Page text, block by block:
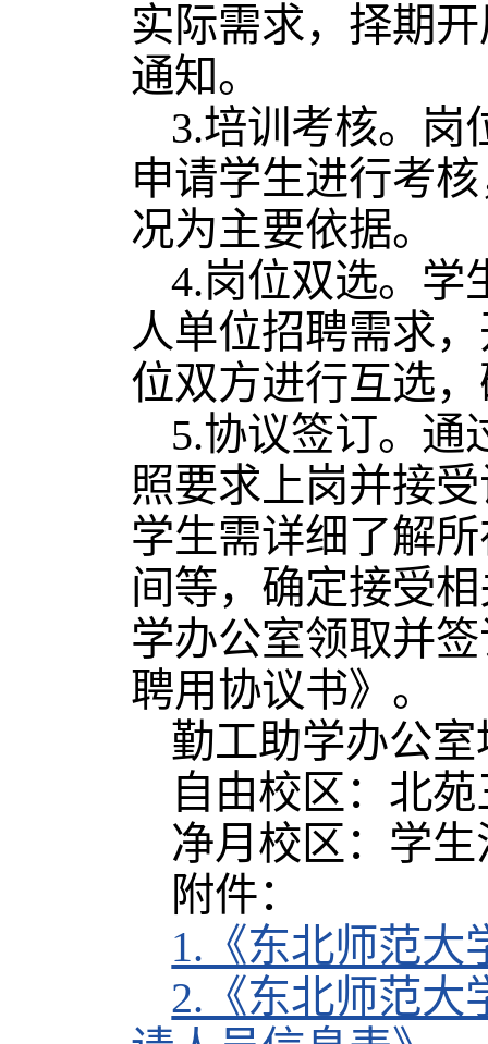
实际需求，择期
通知。
3.培训考核。岗
申请学生进行考
况为主要依据。
4.岗位双选。学
人单位招聘需求
位双方进行互选
5.协议签订。通
照要求上岗并接
学生需详细了解
间等，确定接受
学办公室领取并
聘用协议书》。
勤工助学办公
自由校区：北
净月校区：学
附件：
1.《东北师范大
2.《东北师范大